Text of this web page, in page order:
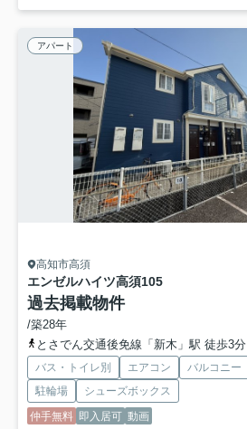
アパート
高知市高須
エンゼルハイツ高須105
過去掲載物件
/築28年
とさでん交通後免線「新木」駅 徒歩3分
バス・トイレ別 エアコン バルコニー
駐輪場
シューズボックス
仲手無料 即入居可 動画